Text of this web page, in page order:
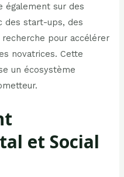
également sur des
des start-ups, des
pour accélérer
novatrices. Cette
un écosystème
et Social